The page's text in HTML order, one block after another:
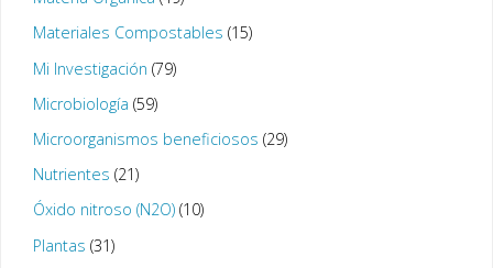
Materiales Compostables (15)
Mi Investigación (79)
Microbiología (59)
Microorganismos beneficiosos (29)
Nutrientes (21)
Óxido nitroso (N2O)(10)
Plantas (31)